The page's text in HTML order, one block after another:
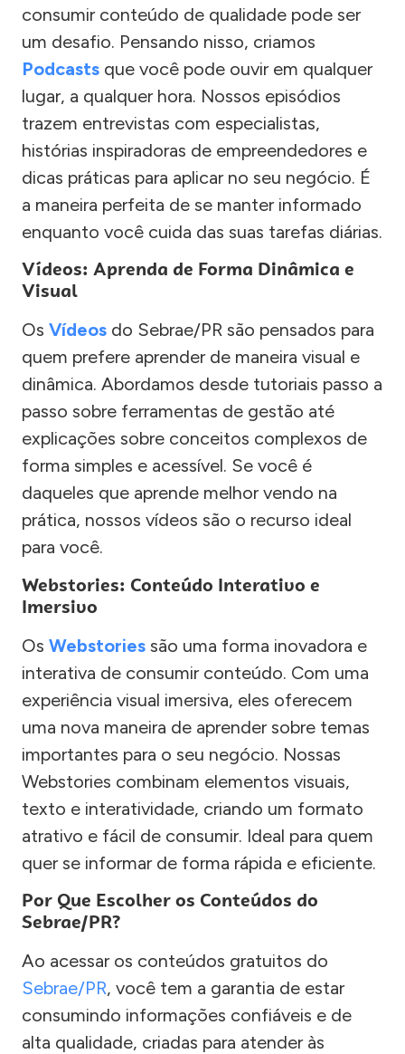
consumir conteúdo de qualidade pode ser
um desafio. Pensando nisso, criamos
Podcasts que você pode ouvir em qualquer
lugar, a qualquer hora. Nossos episódios
trazem entrevistas com especialistas,
histórias inspiradoras de empreendedores e
dicas práticas para aplicar no seu negócio. É
a maneira perfeita de se manter informado
enquanto você cuida das suas tarefas diárias.
Vídeos: Aprenda de Forma Dinâmica e
Visual
Os Vídeos do Sebrae/PR são pensados para
quem prefere aprender de maneira visual e
dinâmica. Abordamos desde tutoriais passo a
passo sobre ferramentas de gestão até
explicações sobre conceitos complexos de
forma simples e acessível. Se você é
daqueles que aprende melhor vendo na
prática, nossos vídeos são o recurso ideal
para você.
Webstories: Conteúdo Interativo e
Imersivo
Os Webstories são uma forma inovadora e
interativa de consumir conteúdo. Com uma
experiência visual imersiva, eles oferecem
uma nova maneira de aprender sobre temas
importantes para o seu negócio. Nossas
Webstories combinam elementos visuais,
texto e interatividade, criando um formato
atrativo e fácil de consumir. Ideal para quem
quer se informar de forma rápida e eficiente.
Por Que Escolher os Conteúdos do
Sebrae/PR?
Ao acessar os conteúdos gratuitos do
Sebrae/PR, você tem a garantia de estar
consumindo informações confiáveis e de
alta qualidade, criadas para atender às